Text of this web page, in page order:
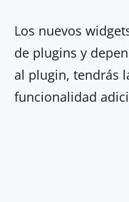
Los nuevos
de plugins y
al plugin, tendrás
funcionalidad